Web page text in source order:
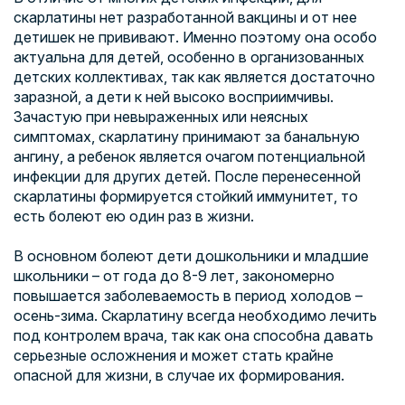
скарлатины нет разработанной вакцины и от нее
детишек не прививают. Именно поэтому она особо
актуальна для детей, особенно в организованных
детских коллективах, так как является достаточно
заразной, а дети к ней высоко восприимчивы.
Зачастую при невыраженных или неясных
симптомах, скарлатину принимают за банальную
ангину, а ребенок является очагом потенциальной
инфекции для других детей. После перенесенной
скарлатины формируется стойкий иммунитет, то
есть болеют ею один раз в жизни.
В основном болеют дети дошкольники и младшие
школьники – от года до 8-9 лет, закономерно
повышается заболеваемость в период холодов –
осень-зима. Скарлатину всегда необходимо лечить
под контролем врача, так как она способна давать
серьезные осложнения и может стать крайне
опасной для жизни, в случае их формирования.